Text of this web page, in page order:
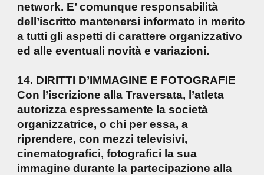
network. E’ comunque responsabilità
dell’iscritto mantenersi informato in merito
a tutti gli aspetti di carattere organizzativo
ed alle eventuali novità e variazioni.
14. DIRITTI D’IMMAGINE E FOTOGRAFIE
Con l’iscrizione alla Traversata, l’atleta
autorizza espressamente la società
organizzatrice, o chi per essa, a
riprendere, con mezzi televisivi,
cinematografici, fotografici la sua
immagine durante la partecipazione alla